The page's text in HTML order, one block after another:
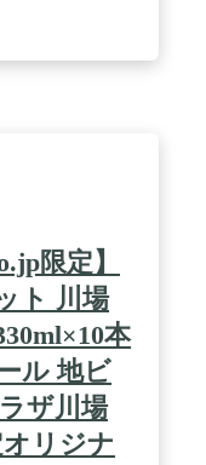
限定】
ト 川場
本
ル 地ビ
ザ川場
リジナ